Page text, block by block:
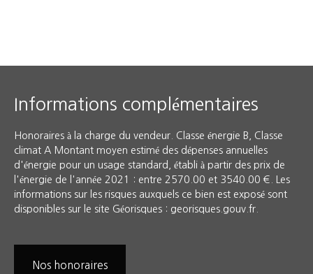
Informations complémentaires
Honoraires à la charge du vendeur. Classe énergie B, Classe
climat A Montant moyen estimé des dépenses annuelles
d'énergie pour un usage standard, établi à partir des prix de
l'énergie de l'année 2021 : entre 2570.00 et 3540.00 €. Les
informations sur les risques auxquels ce bien est exposé sont
disponibles sur le site Géorisques : georisques.gouv.fr.
Nos honoraires